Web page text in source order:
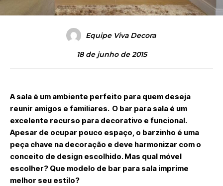
Equipe Viva Decora
18 de junho de 2015
A sala é um ambiente perfeito para quem deseja
reunir amigos e familiares. O bar para sala é um
excelente recurso para decorativo e funcional.
Apesar de ocupar pouco espaço, o barzinho é uma
peça chave na decoração e deve harmonizar com o
conceito de design escolhido. Mas qual móvel
escolher? Que modelo de bar para sala imprime
melhor seu estilo?